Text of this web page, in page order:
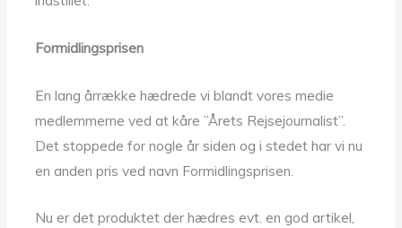
Formidlingsprisen
En lang årrække hædrede vi blandt vores medie
medlemmerne ved at kåre ”Årets Rejsejournalist”.
Det stoppede for nogle år siden og i stedet har vi nu
en anden pris ved navn Formidlingsprisen.
Nu er det produktet der hædres evt. en god artikel,